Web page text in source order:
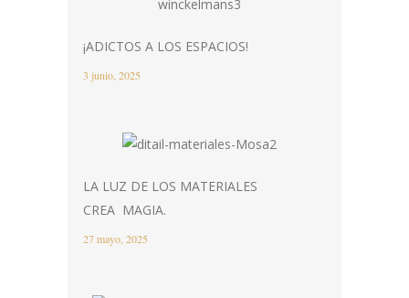
¡ADICTOS A LOS ESPACIOS!
3 junio, 2025
LA LUZ DE LOS MATERIALES
CREA MAGIA.
27 mayo, 2025